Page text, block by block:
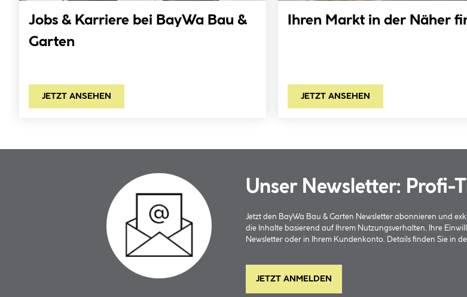
Jobs & Karriere bei BayWa Bau &
Garten
JETZT ANSEHEN
Ihren Markt in der Näher
JETZT ANSEHEN
Unser Newsletter: Profi-
Jetzt den BayWa Bau & Garten Newsletter abonnieren und
die Inhalte basierend auf Ihrem Nutzungsverhalten. Ihre
Newsletter oder in Ihrem Kundenkonto. Details finden Sie in
JETZT ANMELDEN